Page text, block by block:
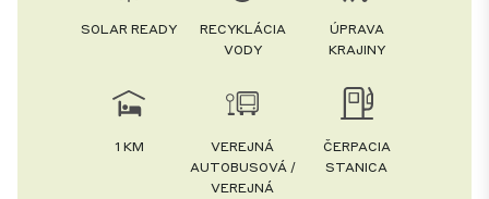
SOLAR READY
RECYKLÁCIA
VODY
ÚPRAVA
KRAJINY
1 KM
VEREJNÁ
AUTOBUSOVÁ /
VEREJNÁ
ČERPACIA
STANICA